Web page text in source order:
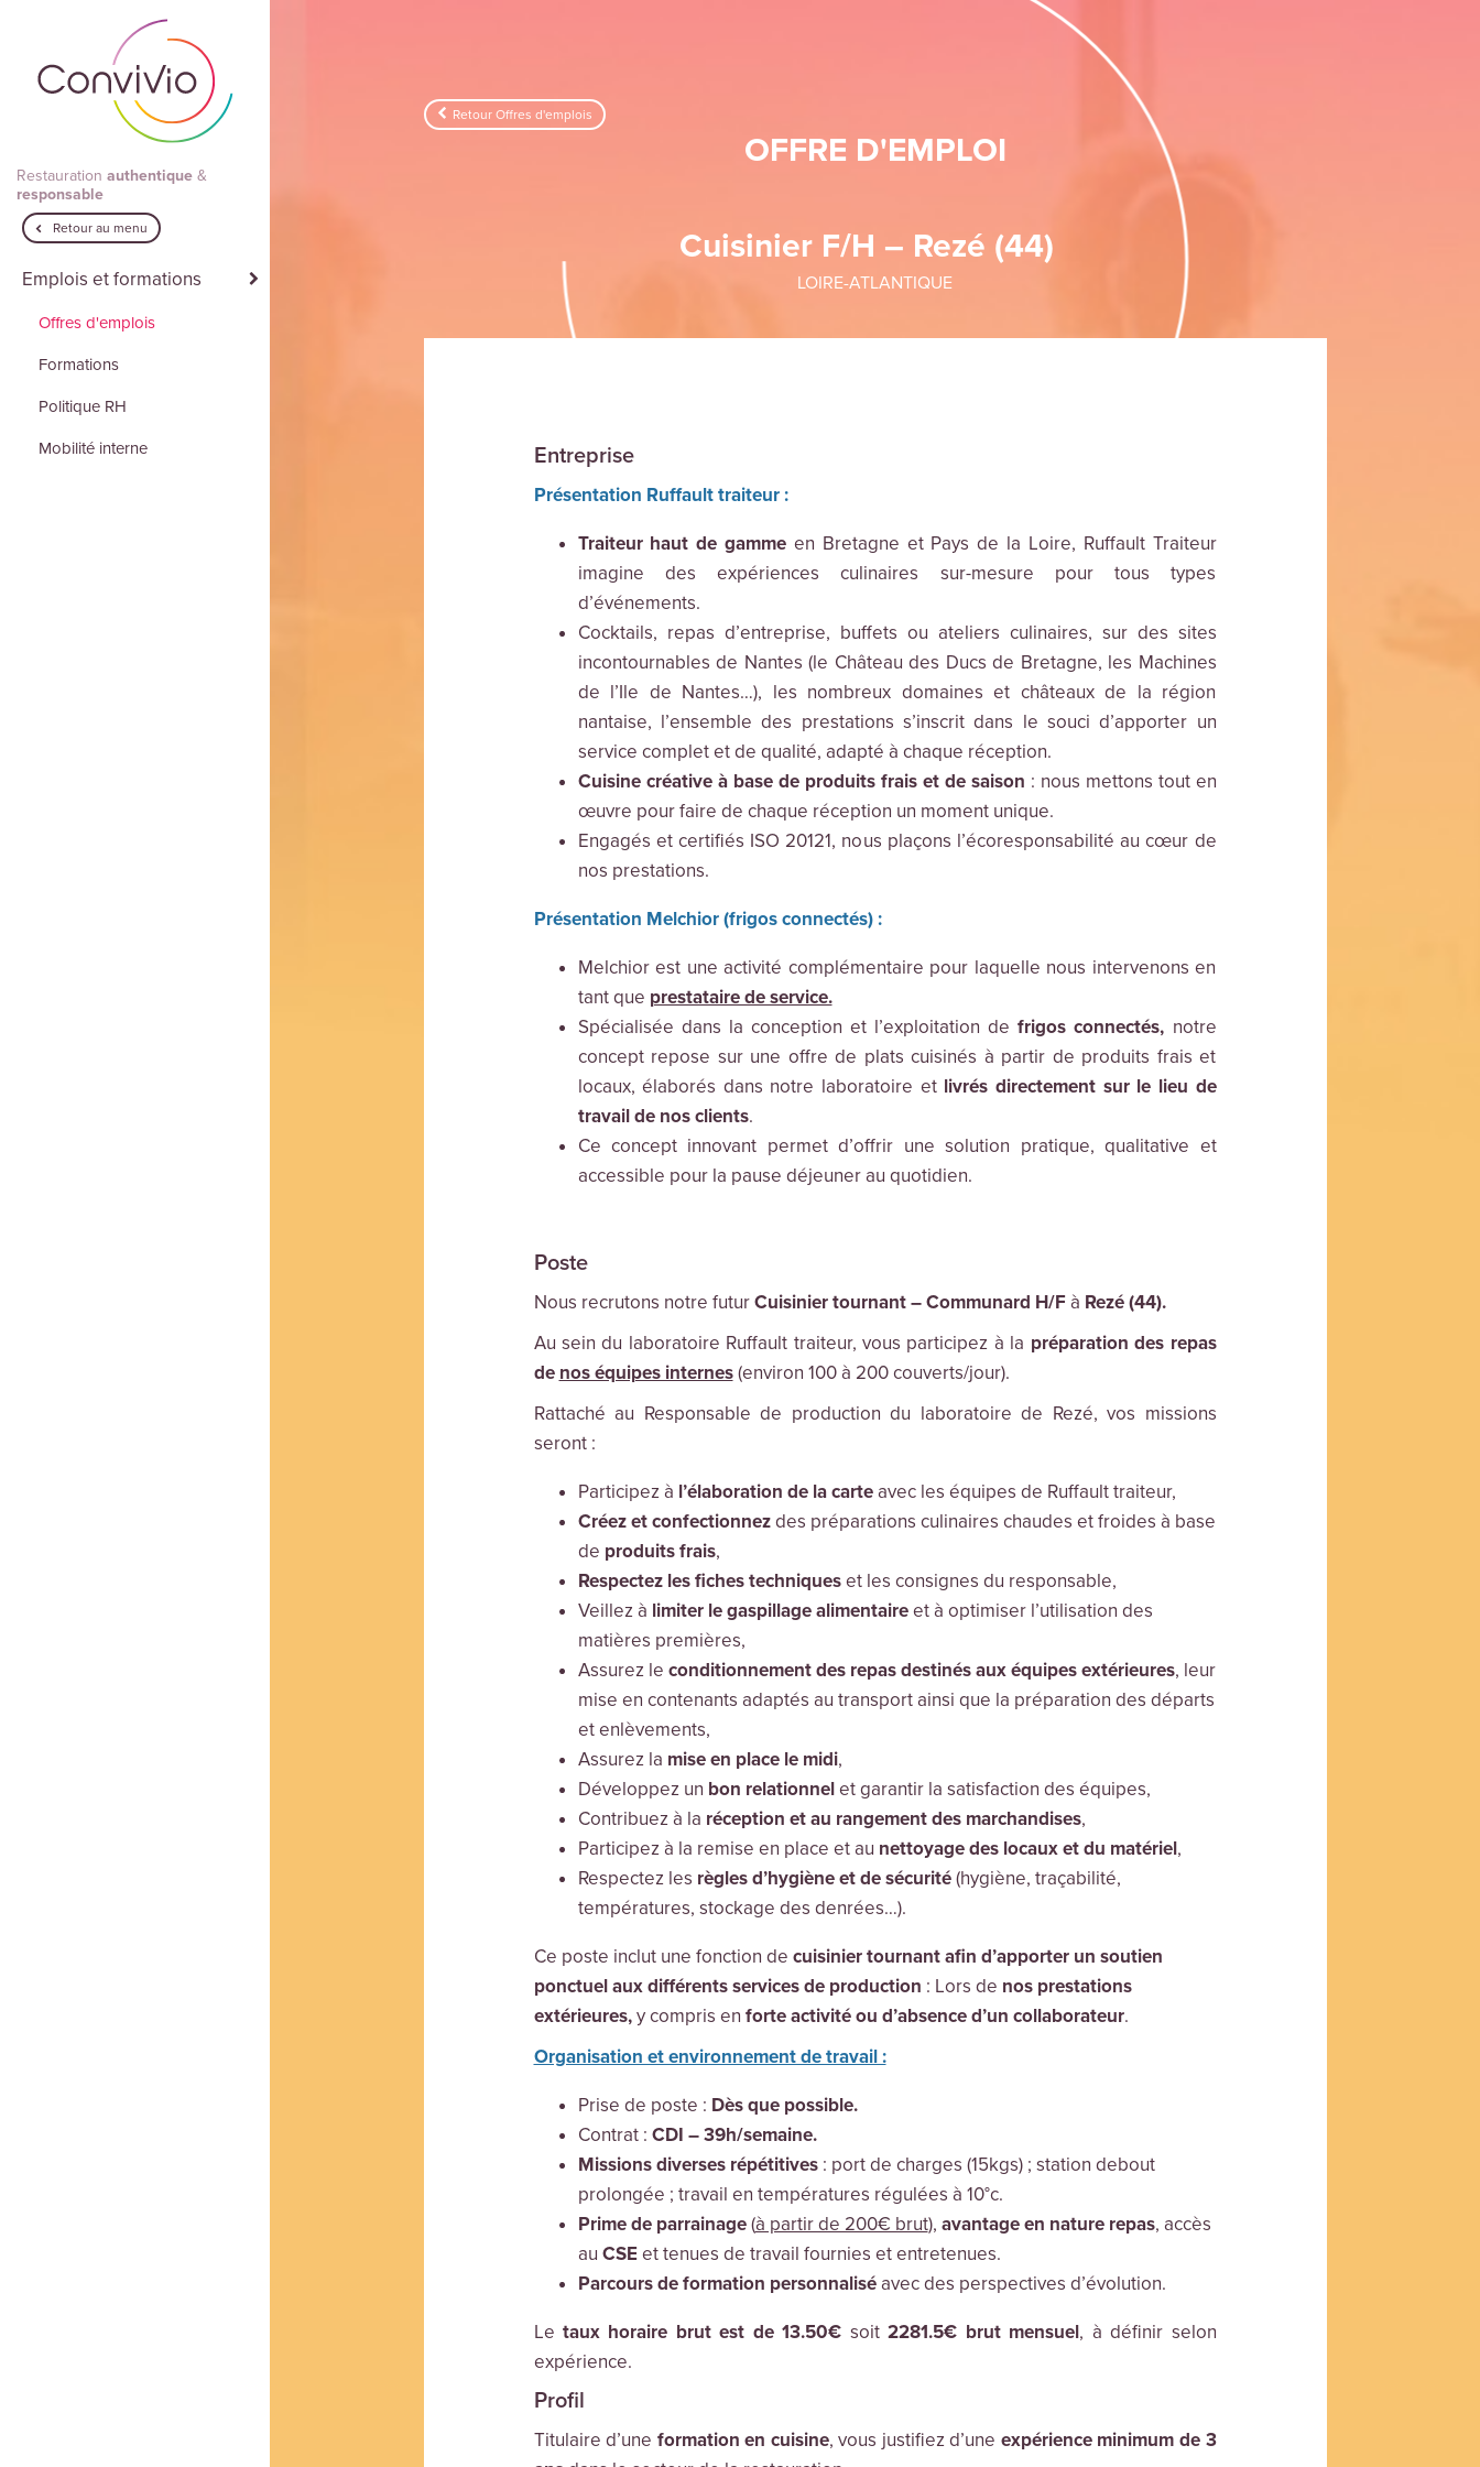
Restauration authentique &
responsable
Retour au menu
Emplois et formations
Offres d'emplois
Formations
Politique RH
Mobilité interne
Retour Offres d'emplois
OFFRE D'EMPLOI
Cuisinier F/H – Rezé (44)
LOIRE-ATLANTIQUE
Entreprise
Présentation Ruffault traiteur :
Traiteur haut de gamme en Bretagne et Pays de la Loire, Ruffault Traiteur
imagine des expériences culinaires sur-mesure pour tous types
d’événements.
Cocktails, repas d’entreprise, buffets ou ateliers culinaires, sur des sites
incontournables de Nantes (le Château des Ducs de Bretagne, les Machines
de l’Ile de Nantes…), les nombreux domaines et châteaux de la région
nantaise, l’ensemble des prestations s’inscrit dans le souci d’apporter un
service complet et de qualité, adapté à chaque réception.
Cuisine créative à base de produits frais et de saison : nous mettons tout en
œuvre pour faire de chaque réception un moment unique.
Engagés et certifiés ISO 20121, nous plaçons l’écoresponsabilité au cœur de
nos prestations.
Présentation Melchior (frigos connectés) :
Melchior est une activité complémentaire pour laquelle nous intervenons en
tant que prestataire de service.
Spécialisée dans la conception et l’exploitation defrigos connectés, notre
concept repose sur une offre de plats cuisinés à partir de produits frais et
locaux, élaborés dans notre laboratoire et livrés directement sur le lieu de
travail de nos clients.
Ce concept innovant permet d’offrir une solution pratique, qualitative et
accessible pour la pause déjeuner au quotidien.
Poste
Nous recrutons notre futurCuisinier tournant – Communard H/Fà Rezé (44).
Au sein du laboratoire Ruffault traiteur, vous participez à la préparation des repas
de nos équipes internes(environ 100 à 200 couverts/jour).
Rattaché au Responsable de production du laboratoire de Rezé, vos missions
seront :
Participez à l’élaboration de la carteavec les équipes de Ruffault traiteur,
Créez et confectionnezdes préparations culinaires chaudes et froides à base
de produits frais,
Respectez les fiches techniqueset les consignes du responsable,
Veillez à limiter le gaspillage alimentaireet à optimiser l’utilisation des
matières premières,
Assurez le conditionnement des repas destinés aux équipes extérieures, leur
mise en contenants adaptés au transport ainsi que la préparation des départs
et enlèvements,
Assurez la mise en place le midi,
Développez un bon relationnelet garantir la satisfaction des équipes,
Contribuez à la réception et au rangement des marchandises,
Participez à la remise en place et au nettoyage des locaux et du matériel,
Respectez les règles d’hygiène et de sécurité(hygiène, traçabilité,
températures, stockage des denrées…).
Ce poste inclut une fonction de cuisinier tournant afin d’apporter un soutien
ponctuel aux différents services de production : Lors de nos prestations
extérieures,y compris en forte activité ou d’absence d’un collaborateur.
Organisation et environnement de travail :
Prise de poste : Dès que possible.
Contrat : CDI – 39h/semaine.
Missions diverses répétitives: port de charges (15kgs) ; station debout
prolongée ; travail en températures régulées à 10°c.
Prime de parrainage(à partir de 200€ brut), avantage en nature repas, accès
au CSEet tenues de travail fournies et entretenues.
Parcours de formation personnaliséavec des perspectives d’évolution.
Le taux horaire brut est de 13.50€ soit2281.5€ brut mensuel, à définir selon
expérience.
Profil
Titulaire d’une formation en cuisine, vous justifiez d’une expérience minimum de 3